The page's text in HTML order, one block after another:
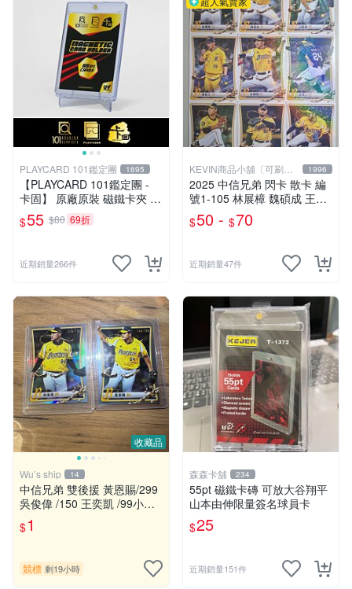
PLAYCARD 101鑑定團 1695
【PLAYCARD 101鑑定團 -
卡固】 原廠原裝 磁鐵卡夾 /
磁鐵殼 尺寸：55pt / CPH55
$55 $80 69折
近期銷量266件
KEVIN商品小舖〔可刷
卡〕
1996
2025 中信兄弟 閃卡 散卡 編
號1-105 林展樟 魏碩成 王凱
程 鄭凱文 彭識穎 柯威士 游
竣宥 勝騎士 羅戈 鄭浩均 李
$50 - $70
近期銷量47件
收藏品
Wu’s ship 14
中信兄弟 雙後援 黃恩賜/299
吳俊偉 /150 王奕凱 /99小卡
陳英睿/150
$1
競標 剩19小時
森森卡舖 234
55pt 磁鐵卡磚 可放大谷翔平
山本由伸限量簽名球員卡
$25
近期銷量151件